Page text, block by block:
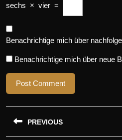
sechs × vier =
Benachrichtige mich über
Benachrichtige mich über neue
Beitragsnavigation
PREVIOUS